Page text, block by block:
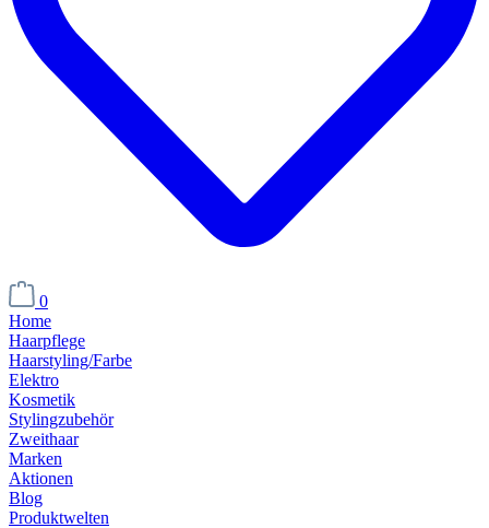
0
Home
Haarpflege
Haarstyling/Farbe
Elektro
Kosmetik
Stylingzubehör
Zweithaar
Marken
Aktionen
Blog
Produktwelten